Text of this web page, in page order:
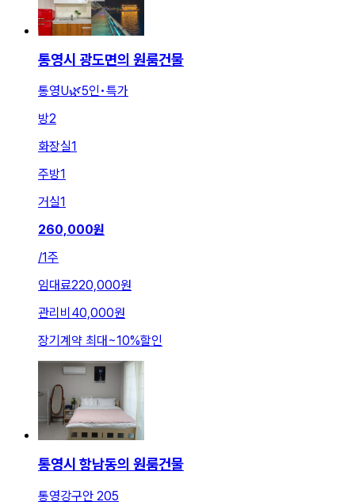
통영시 광도면의 원룸건물
통영U🌿5인•특가
방2
화장실1
주방1
거실1
260,000원
/1주
임대료220,000원
관리비 40,000원
장기계약 최대 ~10%할인
통영시 항남동의 원룸건물
통영강구안 205